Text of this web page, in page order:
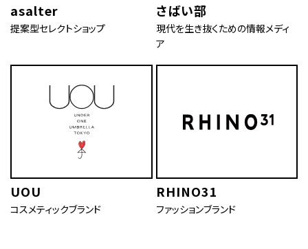
asalter
提案型セレクトショップ
さばい部
現代を生き抜くための情報メディ
ア
UOU
コスメティックブランド
RHINO31
ファッションブランド